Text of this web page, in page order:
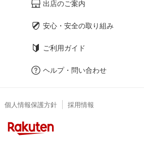
出店のご案内
安心・安全の取り組み
ご利用ガイド
ヘルプ・問い合わせ
個人情報保護方針 採用情報